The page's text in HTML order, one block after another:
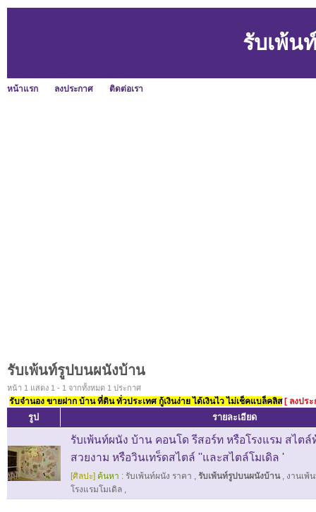
รับเพ้น
หน้าแรก ลงประกาศ ติดต่อเรา
รับเพ้นท์รูปบนผนังบ้าน
หน้า 1 แสดง 1 - 1 จากทั้งหมด 1 ประกาศ
รับจำนอง ขายฝาก บ้าน ที่ดิน ทั่วประเทศ กู้เงินง่าย ได้เงินไว ไม่เช็คแบล็คลิส [ ลงปร
รูป รายละเอียด
รับเพ้นท์ผนัง บ้าน คอนโด รีสอร์ท หรือโรงแรม สไตล์
สวยงาม หรือวินเทร็ดสไตล์ ''และสไตล์โมเดิล '
[ศิลปะ] ค้นหา : รับเพ้นท์ผนัง ราคา , รับเพ้นท์รูปบนผนังบ้าน, งานเพ้
โรงแรมโมเดิล ,